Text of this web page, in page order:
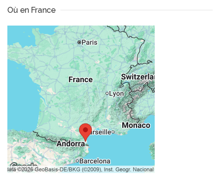
Où en France